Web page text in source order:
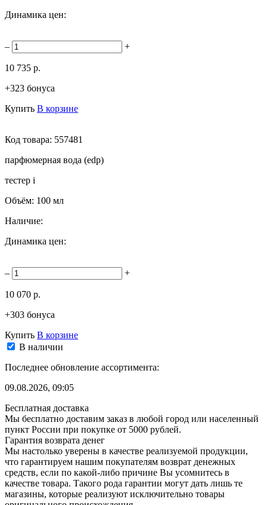
Динамика цен:
– +
10 735 р.
+323 бонуса
Купить В корзине
Код товара: 557481
парфюмерная вода (edp)
тестер i
Объём: 100 мл
Наличие:
Динамика цен:
– +
10 070 р.
+303 бонуса
Купить В корзине
В наличии
Последнее обновление ассортимента:
09.08.2026, 09:05
Бесплатная доставка
Мы бесплатно доставим заказ в любой город или населенный
пункт России при покупке от 5000 рублей.
Гарантия возврата денег
Мы настолько уверены в качестве реализуемой продукции,
что гарантируем нашим покупателям возврат денежных
средств, если по какой-либо причине Вы усомнитесь в
качестве товара. Такого рода гарантии могут дать лишь те
магазины, которые реализуют исключительно товары